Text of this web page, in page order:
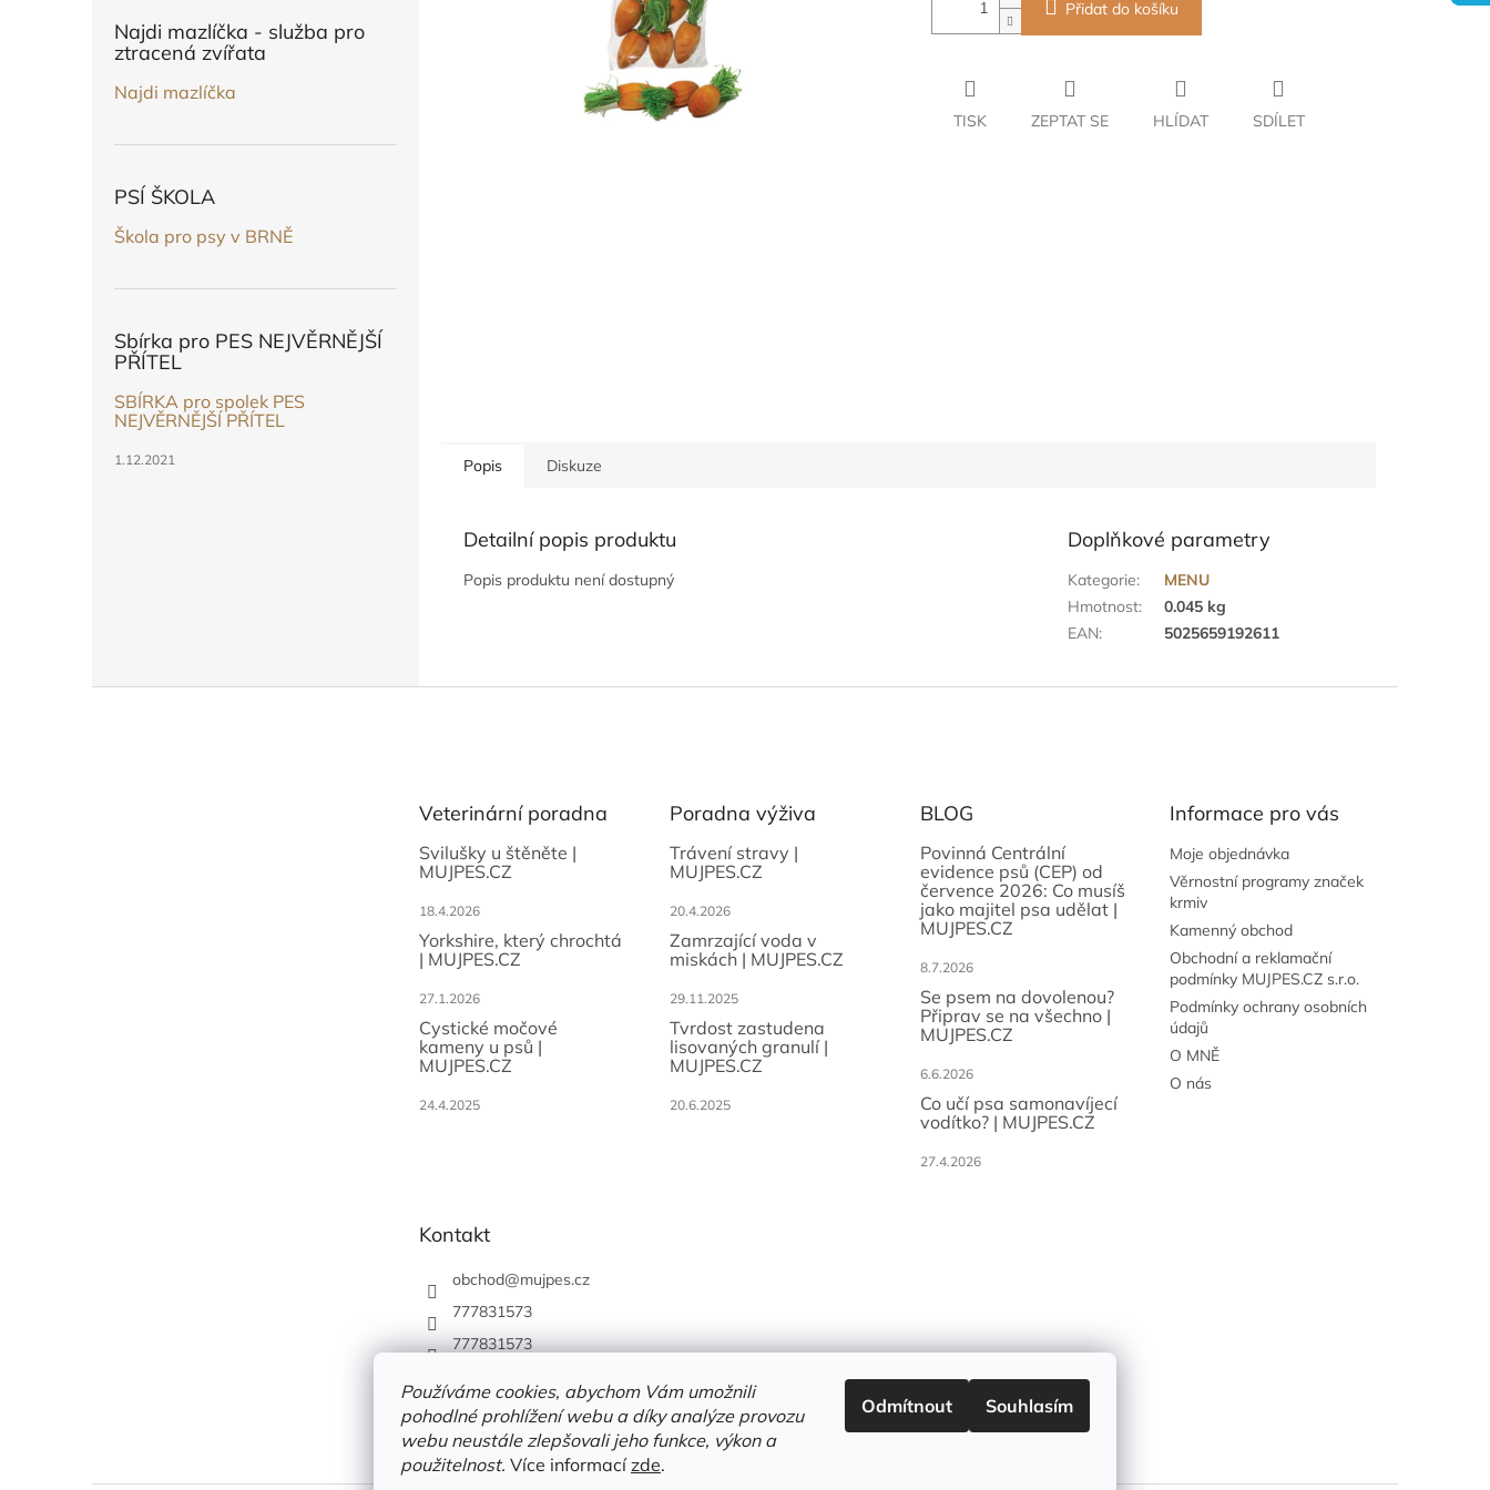
Používáme cookies, abychom Vám umožnili
pohodlné prohlížení webu a díky analýze provozu
webu neustále zlepšovali jeho funkce, výkon a
použitelnost. Více informacízde.
Odmítnout Souhlasím
Najdi mazlíčka - služba pro
ztracená zvířata
Najdi mazlíčka
PSÍ ŠKOLA
Škola pro psy v BRNĚ
Sbírka pro PES NEJVĚRNĚJŠÍ
PŘÍTEL
SBÍRKA pro spolek PES
NEJVĚRNĚJŠÍ PŘÍTEL
1.12.2021
Přidat do košíku
TISK ZEPTAT SE HLÍDAT SDÍLET
Popis Diskuze
Detailní popis produktu
Popis produktu není dostupný
Doplňkové parametry
Kategorie:
MENU
Hmotnost:
0.045 kg
EAN: 5025659192611
Veterinární poradna
Svilušky u štěněte |
MUJPES.CZ
18.4.2026
Yorkshire, který chrochtá
| MUJPES.CZ
27.1.2026
Cystické močové
kameny u psů |
MUJPES.CZ
24.4.2025
Poradna výživa
Trávení stravy |
MUJPES.CZ
20.4.2026
Zamrzající voda v
miskách | MUJPES.CZ
29.11.2025
Tvrdost zastudena
lisovaných granulí |
MUJPES.CZ
20.6.2025
BLOG
Povinná Centrální
evidence psů (CEP) od
července 2026: Co musíš
jako majitel psa udělat |
MUJPES.CZ
8.7.2026
Se psem na dovolenou?
Připrav se na všechno |
MUJPES.CZ
6.6.2026
Co učí psa samonavíjecí
vodítko? | MUJPES.CZ
27.4.2026
Informace pro vás
Moje objednávka
Věrnostní programy značek
krmiv
Kamenný obchod
Obchodní a reklamační
podmínky MUJPES.CZ s.r.o.
Podmínky ochrany osobních
údajů
O MNĚ
O nás
Kontakt
obchod@mujpes.cz
777831573
777831573